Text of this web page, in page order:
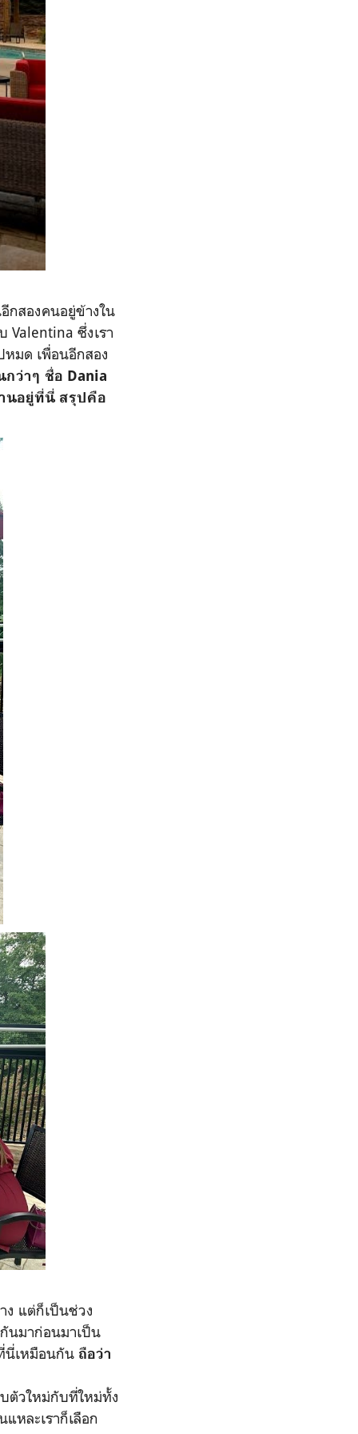
กสองคนอยู่ข้างใน
Valentina ซึ่งเรา
หมด เพื่อนอีกสอง
ว่าๆ ชื่อ Dania
นอยู่ที่นี่ สรุปคือ
แต่ก็เป็นช่วง
กันมาก่อนมาเป็น
นี่เหมือนกัน ถือว่า
ตัวใหม่กับที่ใหม่ทั้ง
หละเราก็เลือก